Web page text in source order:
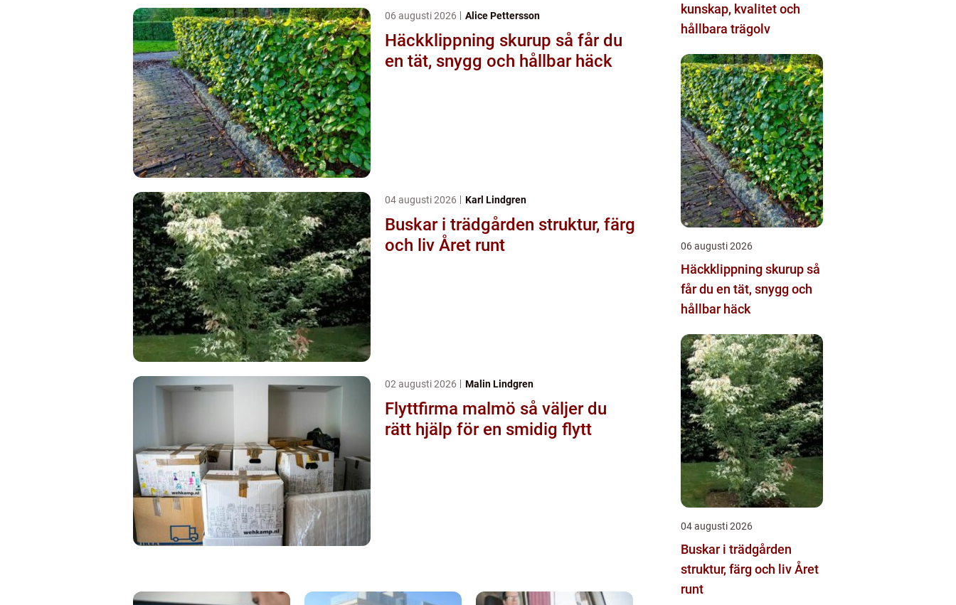
06 augusti 2026 Alice Pettersson
Häckklippning skurup så får du
en tät, snygg och hållbar häck
04 augusti 2026 Karl Lindgren
Buskar i trädgården struktur, färg
och liv Året runt
02 augusti 2026 Malin Lindgren
Flyttfirma malmö så väljer du
rätt hjälp för en smidig flytt
kunskap, kvalitet och
hållbara trägolv
06 augusti 2026
Häckklippning skurup så
får du en tät, snygg och
hållbar häck
04 augusti 2026
Buskar i trädgården
struktur, färg och liv Året
runt